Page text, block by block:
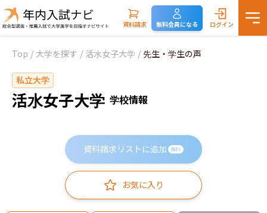
資料請求 無料会員になる ログイン
Top / 大学を探す / 活水女子大学 / 先生・学生の声
私立大学
活水女子大学 学校情報
資料請求リストに追加 無料
お気に入り